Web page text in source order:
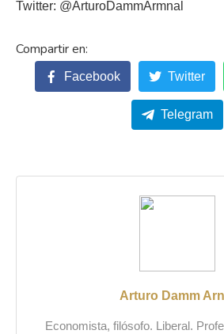
Twitter: @ArturoDammArmnal
Facebook Twitter
Telegram
Arturo Damm
Economista, filósofo. Liberal.